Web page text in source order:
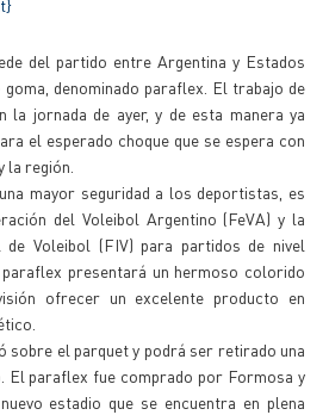
del partido entre Argentina y Estados
denominado paraflex. El trabajo de
la jornada de ayer, y de esta manera ya
el esperado choque que se espera con
la región.
mayor seguridad a los deportistas, es
del Voleibol Argentino (FeVA) y la
de Voleibol (FIV) para partidos de nivel
presentará un hermoso colorido
ofrecer un excelente producto en
sobre el parquet y podrá ser retirado una
El paraflex fue comprado por Formosa y
estadio que se encuentra en plena